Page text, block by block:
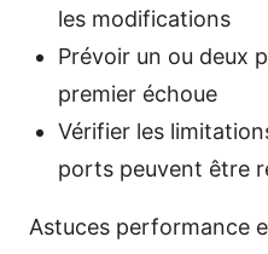
les modifications
Prévoir un ou deux
premier échoue
Vérifier les
ports peuvent être
Astuces performance